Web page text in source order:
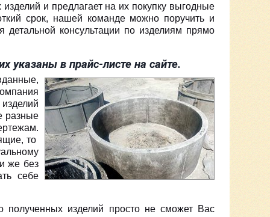
и предлагает на их покупку выгодные
срок, нашей команде можно поручить и
консультации по изделиям прямо
в прайс-листе на сайте.
разные
то
же без
себе
изделий просто не сможет Вас